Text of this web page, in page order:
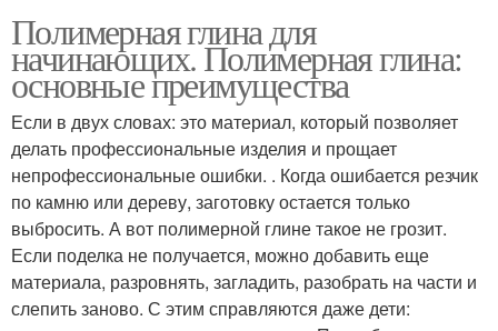
Полимерная глина для
начинающих. Полимерная глина:
основные преимущества
Если в двух словах: это материал, который позволяет
делать профессиональные изделия и прощает
непрофессиональные ошибки. . Когда ошибается резчик
по камню или дереву, заготовку остается только
выбросить. А вот полимерной глине такое не грозит.
Если поделка не получается, можно добавить еще
материала, разровнять, загладить, разобрать на части и
слепить заново. С этим справляются даже дети: